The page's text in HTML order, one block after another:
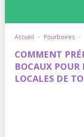
accueil · pourboires ·
COMMENT
BOCAUX POUR
LOCALES DE